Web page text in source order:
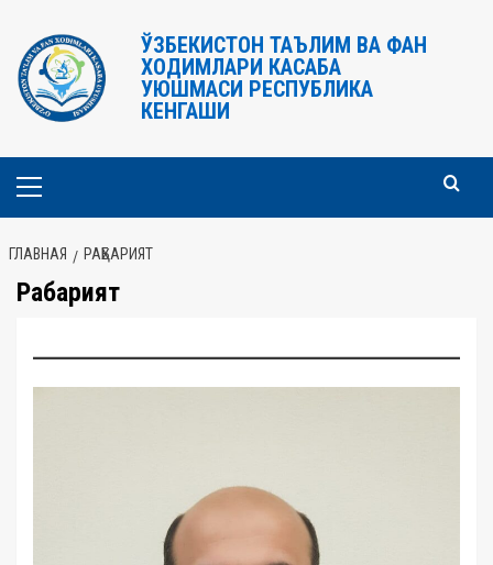
содержимому
ЎЗБЕКИСТОН ТАЪЛИМ ВА ФАН
ХОДИМЛАРИ КАСАБА
УЮШМАСИ РЕСПУБЛИКА
КЕНГАШИ
Основное
ГЛАВНАЯ РАҲБАРИЯТ
Раҳбарият